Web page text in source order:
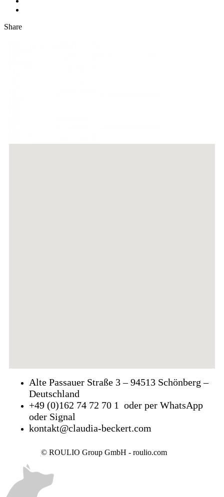
Share
Alte Passauer Straße 3 – 94513 Schönberg –
Deutschland
+49 (0)162 74 72 70 1 oder per WhatsApp
oder Signal
kontakt@claudia-beckert.com
© ROULIO Group GmbH - roulio.com